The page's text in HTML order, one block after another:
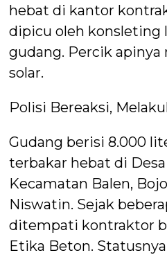
hebat di kantor
dipicu oleh konsleting
gudang. Percik
solar.
Polisi Bereaksi,
Gudang berisi 8.000
terbakar hebat di
Kecamatan Balen,
Niswatin. Sejak
ditempati kontraktor
Etika Beton.